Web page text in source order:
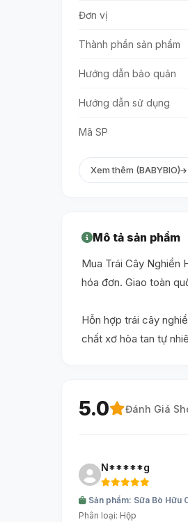
Đơn vị
Thành phần sản phẩm
Hướng dẫn bảo quản
Hướng dẫn sử dụng
Mã SP
Xem thêm (BABYBIO)
Mô tả sản phẩm
Mua Trái Cây Nghiền
hóa đơn. Giao toàn
Hỗn hợp trái cây
chất xơ hòa tan tự
5.0 Đánh Giá
N*****g
Sản phẩm: Sữa Bò Hữu
Phân loại: Hộp